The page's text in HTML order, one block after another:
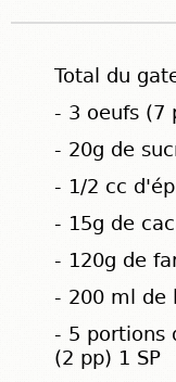
Total du
- 3 oeufs (7
- 20g de
- 1/2 cc
- 15g de
- 120g de
- 200 ml de
- 5 portions
(2 pp) 1 SP